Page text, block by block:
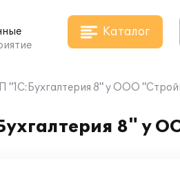
Каталог
"1С:Бухгалтерия 8" у ООО
8" у